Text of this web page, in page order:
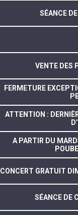
SÉANCE
VENTE DES
FERMETURE
ATTENTION :
A PARTIR DU
CONCERT GRATUIT
SÉANCE DE